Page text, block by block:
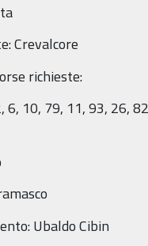
Crevalcore
richieste:
6, 10, 79, 11, 93, 26,
Ubaldo Cibin